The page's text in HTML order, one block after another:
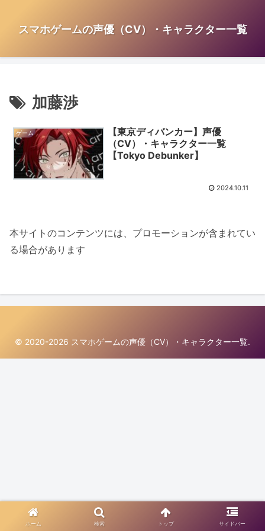
スマホゲームの声優（CV）・キャラクター一覧
加藤渉
ゲーム
【東京ディバンカー】声優
（CV）・キャラクター一覧
【Tokyo Debunker】
2024.10.11
本サイトのコンテンツには、プロモーションが含まれてい
る場合があります
© 2020-2026 スマホゲームの声優（CV）・キャラクター一覧.
ホーム 検索 トップ サイドバー